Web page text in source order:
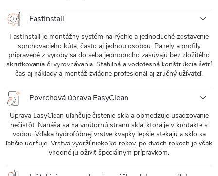
FastInstall
FastInstall je montážny systém na rýchle a jednoduché zostavenie
sprchovacieho kúta, často aj jednou osobou. Panely a profily
pripravené z výroby sa do seba jednoducho zasúvajú bez zložitého
skrutkovania či vyrovnávania. Stabilná a vodotesná konštrukcia šetrí
čas aj náklady a montáž zvládne profesionál aj zručný užívateľ.
Povrchová úprava EasyClean
Úprava EasyClean uľahčuje čistenie skla a obmedzuje usadzovanie
nečistôt. Nanáša sa na vnútornú stranu skla, ktorá je v kontakte s
vodou. Vďaka hydrofóbnej vrstve kvapky lepšie stekajú a sklo sa
ľahšie udržuje. Vrstva vydrží niekoľko rokov, po dvoch rokoch je však
vhodné ju oživiť špeciálnym prípravkom.